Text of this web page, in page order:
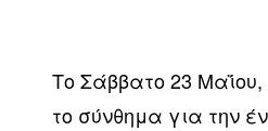
Το Σάββατο 23 Μαΐου,
το σύνθημα για την